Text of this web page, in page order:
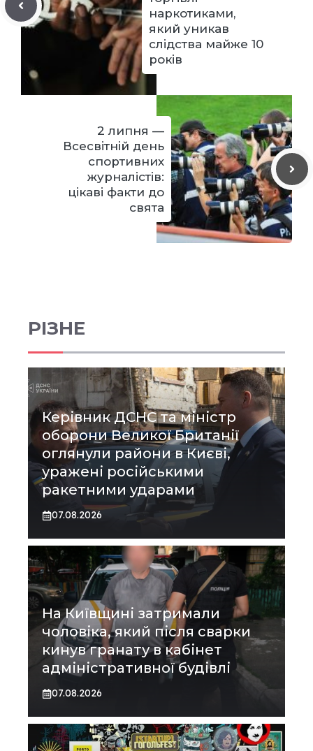
наркотиками,
який уникав
слідства майже 10
років
2 липня —
Всесвітній день
спортивних
журналістів:
цікаві факти до
свята
РІЗНЕ
Керівник ДСНС та міністр
оборони Великої Британії
оглянули райони в Києві,
уражені російськими
ракетними ударами
07.08.2026
На Київщині затримали
чоловіка, який після сварки
кинув гранату в кабінет
адміністративної будівлі
07.08.2026